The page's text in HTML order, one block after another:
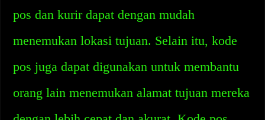
pos dan kurir dapat dengan mudah
menemukan lokasi tujuan. Selain itu, kode
pos juga dapat digunakan untuk membantu
orang lain menemukan alamat tujuan mereka